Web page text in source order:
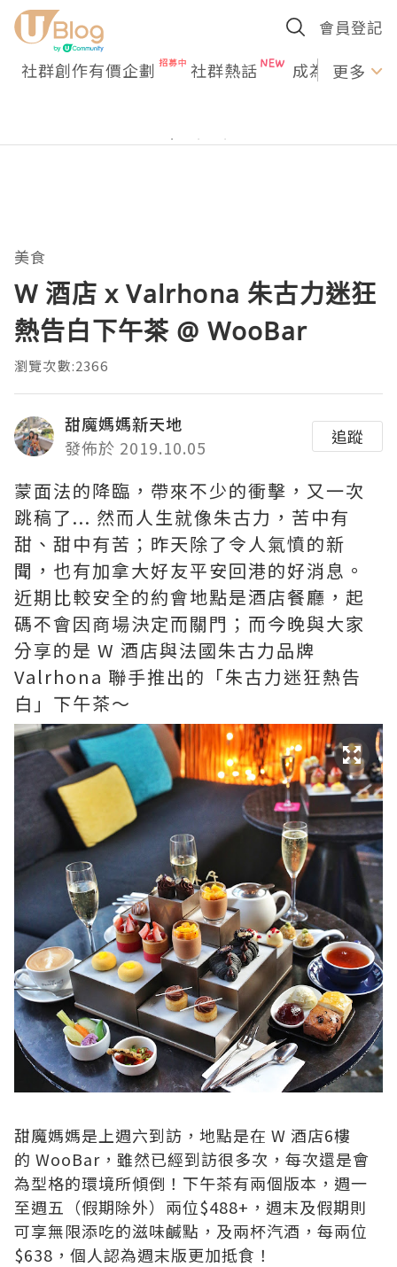
會員登記
社群創作有價企劃 社群熱話 成為U更多
美食
W 酒店 x Valrhona 朱古力迷狂
熱告白下午茶 @ WooBar
瀏覽次數:2366
甜魔媽媽新天地
發佈於 2019.10.05
追蹤
蒙面法的降臨，帶來不少的衝擊，又一次
跳稿了... 然而人生就像朱古力，苦中有
甜、甜中有苦；昨天除了令人氣憤的新
聞，也有加拿大好友平安回港的好消息。
近期比較安全的約會地點是酒店餐廳，起
碼不會因商場決定而關門；而今晚與大家
分享的是 W 酒店與法國朱古力品牌
Valrhona 聯手推出的「朱古力迷狂熱告
白」下午茶～
甜魔媽媽是上週六到訪，地點是在 W 酒店6樓
的 WooBar ，雖然已經到訪很多次，每次還是會
為型格的環境所傾倒！下午茶有兩個版本，週一
至週五（假期除外）兩位$488+，週末及假期則
可享無限添吃的滋味鹹點，及兩杯汽酒，每兩位
$638，個人認為週末版更加抵食！